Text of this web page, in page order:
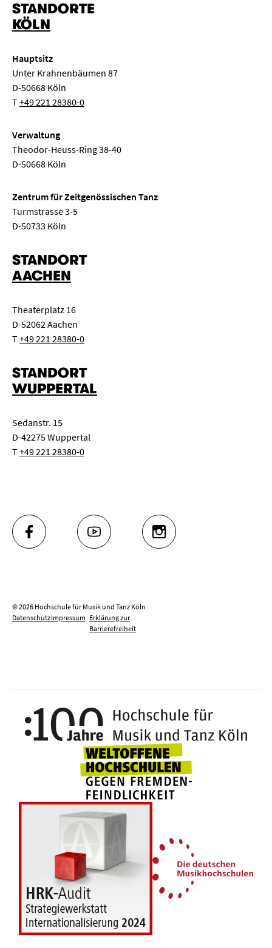
STANDORTE
KÖLN
Hauptsitz
Unter Krahnenbäumen 87
D-50668 Köln
T+49 221 28380-0
Verwaltung
Theodor-Heuss-Ring 38-40
D-50668 Köln
Zentrum für Zeitgenössischen Tanz
Turmstrasse 3-5
D-50733 Köln
STANDORT
AACHEN
Theaterplatz 16
D-52062 Aachen
T+49 221 28380-0
STANDORT
WUPPERTAL
Sedanstr. 15
D-42275 Wuppertal
T+49 221 28380-0
FACEBOOK YOUTUBE INSTAGRAM
© 2026 Hochschule für Musik und Tanz Köln
DatenschutzImpressum Erklärung zur
Barrierefreiheit